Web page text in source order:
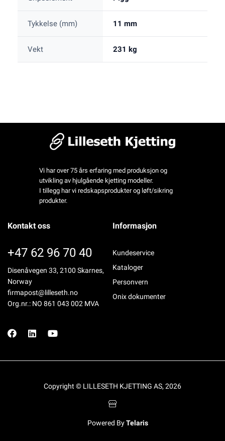
Tykkelse (mm) 11 mm
Vekt 231 kg
Vi har over 75 års erfaring med produksjon og
utvikling av hjulgående kjetting modeller.
I tillegg har vi redskapsprodukter og løft/sikring
produkter.
Kontakt oss
+47 62 96 70 40
Disenåvegen 33, 2100 Skarnes,
Norway
firmapost@lilleseth.no
Org.nr.: NO 861 043 002 MVA
Informasjon
Kundeservice
Kataloger
Personvern
Onix dokumenter
Copyright © LILLESETH KJETTING AS, 2026
Powered ByTelaris